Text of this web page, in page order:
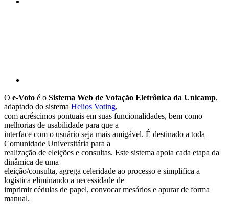
O e-Voto é o Sistema Web de Votação Eletrônica da Unicamp,
adaptado do sistema Helios Voting,
com acréscimos pontuais em suas funcionalidades, bem como
melhorias de usabilidade para que a
interface com o usuário seja mais amigável. É destinado a toda
Comunidade Universitária para a
realização de eleições e consultas. Este sistema apoia cada etapa da
dinâmica de uma
eleição/consulta, agrega celeridade ao processo e simplifica a
logística eliminando a necessidade de
imprimir cédulas de papel, convocar mesários e apurar de forma
manual.